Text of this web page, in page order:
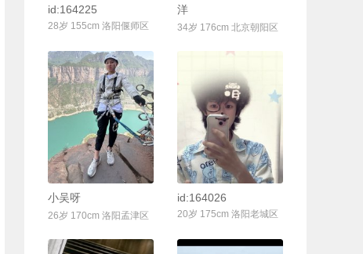
联系Ta
id:164225
28岁 155cm 洛阳偃师区
洋
34岁 176cm 北京朝阳区
小吴呀
26岁 170cm 洛阳孟津区
联系Ta
id:164026
20岁 175cm 洛阳老城区